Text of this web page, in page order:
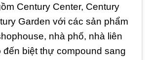
Century Center, Century
Garden với các sản phẩm
nhà phố, nhà liên
đến biệt thự compound sang